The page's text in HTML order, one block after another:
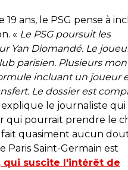
ans, le PSG pense à
« Le PSG poursuit les
Yan Diomandé. Le
parisien. Plusieurs
incluant un joueur
Le dossier est
explique le journaliste qui
qui pourrait prendre le
fait quasiment aucun
Saint-Germain est
qui suscite l'intérêt de